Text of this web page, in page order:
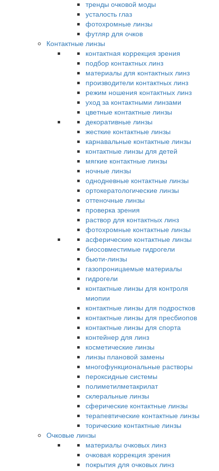
тренды очковой моды
усталость глаз
фотохромные линзы
футляр для очков
Контактные линзы
контактная коррекция зрения
подбор контактных линз
материалы для контактных линз
производители контактных линз
режим ношения контактных линз
уход за контактными линзами
цветные контактные линзы
декоративные линзы
жесткие контактные линзы
карнавальные контактные линзы
контактные линзы для детей
мягкие контактные линзы
ночные линзы
однодневные контактные линзы
ортокератологические линзы
оттеночные линзы
проверка зрения
раствор для контактных линз
фотохромные контактные линзы
асферические контактные линзы
биосовместимые гидрогели
бьюти-линзы
газопроницаемые материалы
гидрогели
контактные линзы для контроля
миопии
контактные линзы для подростков
контактные линзы для пресбиопов
контактные линзы для спорта
контейнер для линз
косметические линзы
линзы плановой замены
многофункциональные растворы
пероксидные системы
полиметилметакрилат
склеральные линзы
сферические контактные линзы
терапевтические контактные линзы
торические контактные линзы
Очковые линзы
материалы очковых линз
очковая коррекция зрения
покрытия для очковых линз